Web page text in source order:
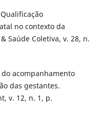
no contexto da
Saúde Coletiva, v. 28, n.
do acompanhamento
das gestantes.
v. 12, n. 1, p.